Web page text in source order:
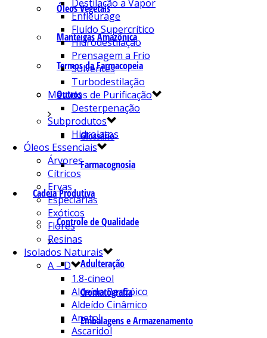
Óleos Vegetais
Manteigas Amazônica
Termos da Farmacopeia
Outros
Glossário
Farmacognosia
Cadeia Produtiva
Controle de Qualidade
Adulteração
Cromatografia
Embalagens e Armazenamento
Destilação a Vapor
Enfleurage
Fluído Supercrítico
Hidrodestilação
Prensagem a Frio
Solventes
Turbodestilação
Métodos de Purificação
Desterpenação
Subprodutos
Hidrolatos
Óleos Essenciais
Árvores
Cítricos
Ervas
Especiarias
Exóticos
Flores
Resinas
Isolados Naturais
A – D
1.8-cineol
Aldeído Benzóico
Aldeído Cinâmico
Anetol
Ascaridol